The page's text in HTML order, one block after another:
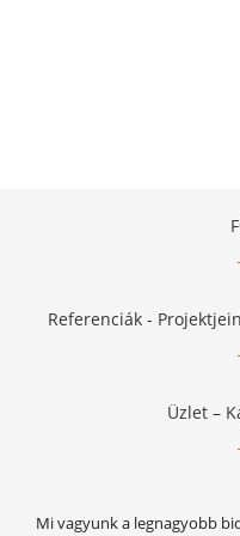
Referenciák -
Üzlet –
Mi vagyunk a legnagyobb